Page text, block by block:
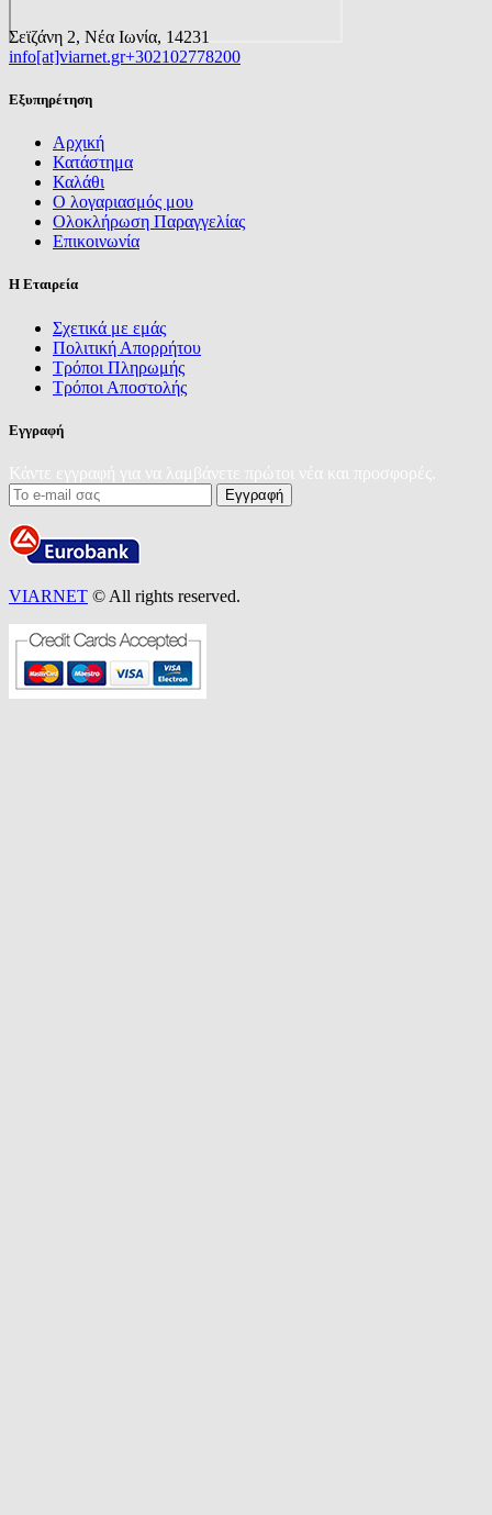
Σεϊζάνη 2, Νέα Ιωνία, 14231
info[at]viarnet.gr+302102778200
Εξυπηρέτηση
Αρχική
Κατάστημα
Καλάθι
Ο λογαριασμός μου
Ολοκλήρωση Παραγγελίας
Επικοινωνία
Η Εταιρεία
Σχετικά με εμάς
Πολιτική Απορρήτου
Τρόποι Πληρωμής
Τρόποι Αποστολής
Εγγραφή
Κάντε εγγραφή για να λαμβάνετε πρώτοι νέα και προσφορές.
VIARNET © All rights reserved.